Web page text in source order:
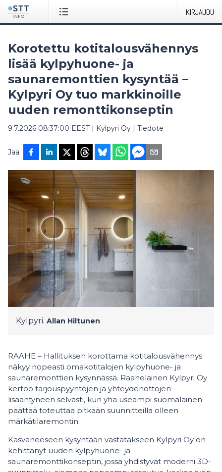
KIRJAUDU
Korotettu kotitalousvähennys
lisää kylpyhuone- ja
saunaremonttien kysyntää –
Kylpyri Oy tuo markkinoille
uuden remonttikonseptin
9.7.2026 08:37:00 EEST| Kylpyri Oy | Tiedote
Jaa
Kylpyri. Allan Hiltunen
RAAHE – Hallituksen korottama kotitalousvähennys
näkyy nopeasti omakotitalojen kylpyhuone- ja
saunaremonttien kysynnässä. Raahelainen Kylpyri Oy
kertoo tarjouspyyntöjen ja yhteydenottojen
lisääntyneen selvästi, kun yhä useampi suomalainen
päättää toteuttaa pitkään suunnitteilla olleen
märkätilaremontin.
Kasvaneeseen kysyntään vastatakseen Kylpyri Oy on
kehittänyt uuden kylpyhuone- ja
saunaremonttikonseptin, jossa yhdistyvät moderni 3D-